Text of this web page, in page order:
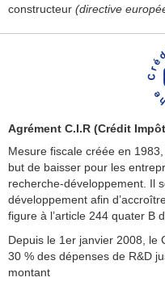
constructeur (directive
Agrément C.I.R (Crédit
Mesure fiscale créée en
but de baisser pour les
recherche-développement. Il
développement afin
figure à l’article 244 quater B
Depuis le 1er janvier 2008, le
30 % des dépenses de R&D
montant